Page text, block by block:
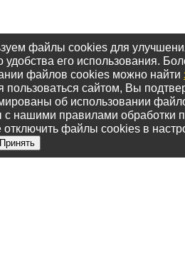
файлы cookies для
удобства его использования.
файлов cookies можно найти
пользоваться сайтом, Вы
об использовании
с нашими правилами обработки
файлы cookies в
Принять